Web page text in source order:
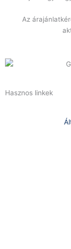
Az
Hasznos linkek